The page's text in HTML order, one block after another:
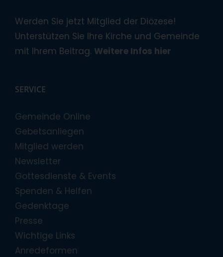
Werden Sie jetzt Mitglied der Diözese!
Unterstützen Sie Ihre Kirche und Gemeinde
mit Ihrem Beitrag. Weitere Infos hier
SERVICE
Gemeinde Online
Gebetsanliegen
Mitglied werden
Newsletter
Gottesdienste & Events
Spenden & Helfen
Gedenktage
Presse
Wichtige Links
Anredeformen